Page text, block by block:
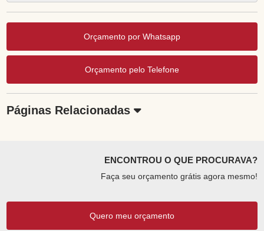
Orçamento por Whatsapp
Orçamento pelo Telefone
Páginas Relacionadas
ENCONTROU O QUE PROCURAVA?
Faça seu orçamento grátis agora mesmo!
Quero meu orçamento